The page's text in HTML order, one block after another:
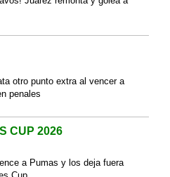
otro punto extra al vencer a
penales
CUP 2026
a Pumas y los deja fuera